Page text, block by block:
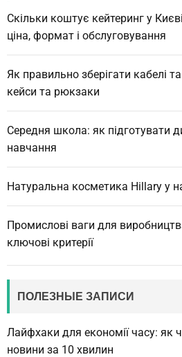
Скільки коштує кейтеринг у
ціна, формат і обслуговування
Як правильно зберігати кабелі
кейси та рюкзаки
Середня школа: як підготувати
навчання
Натуральна косметика Hillary у
Промислові ваги для
ключові критерії
ПОЛЕЗНЫЕ ЗАПИСИ
Лайфхаки для економії часу: як
новини за 10 хвилин